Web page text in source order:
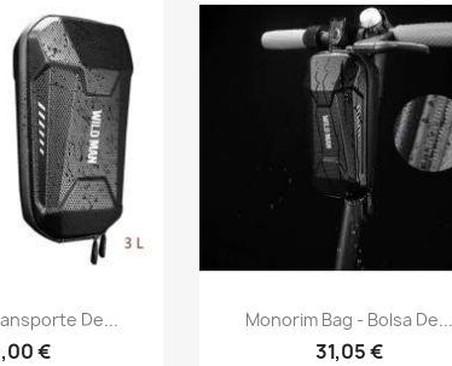
rápidaDe...
€
Vista rápida
Monorim Bag - Bolsa De...
31,05 €